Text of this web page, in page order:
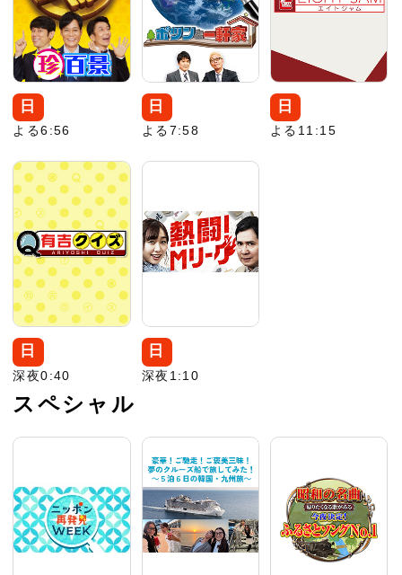
日
よる6:56
日
よる7:58
日
よる11:15
日
深夜0:40
日
深夜1:10
スペシャル